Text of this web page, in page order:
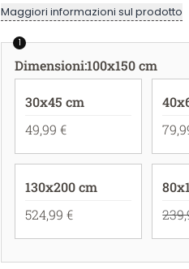
Maggiori informazioni sul prodotto
1
Dimensioni:100x150 cm
30x45 cm
49,99 €
130x200 cm
524,99 €